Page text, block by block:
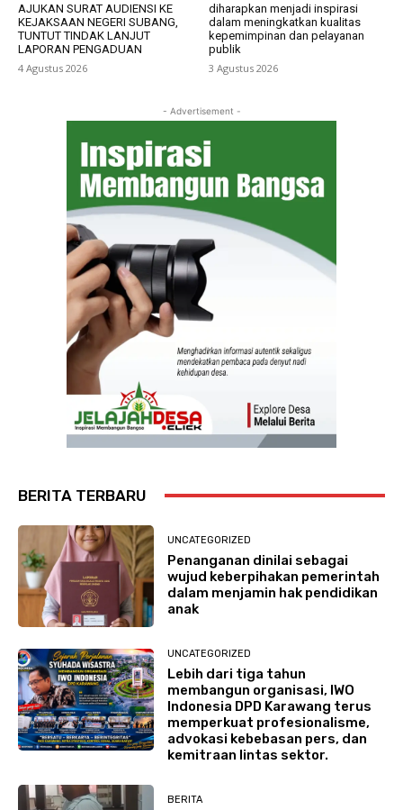
AJUKAN SURAT AUDIENSI KE
KEJAKSAAN NEGERI SUBANG,
TUNTUT TINDAK LANJUT
LAPORAN PENGADUAN
4 Agustus 2026
diharapkan menjadi inspirasi
dalam meningkatkan kualitas
kepemimpinan dan pelayanan
publik
3 Agustus 2026
- Advertisement -
BERITA TERBARU
UNCATEGORIZED
Penanganan dinilai sebagai
wujud keberpihakan pemerintah
dalam menjamin hak pendidikan
anak
UNCATEGORIZED
Lebih dari tiga tahun
membangun organisasi, IWO
Indonesia DPD Karawang terus
memperkuat profesionalisme,
advokasi kebebasan pers, dan
kemitraan lintas sektor.
BERITA